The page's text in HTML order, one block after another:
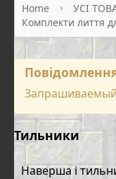
КОНТАКТИ
Home
УСІ
Комплекти лиття
Тильники
Наверша і